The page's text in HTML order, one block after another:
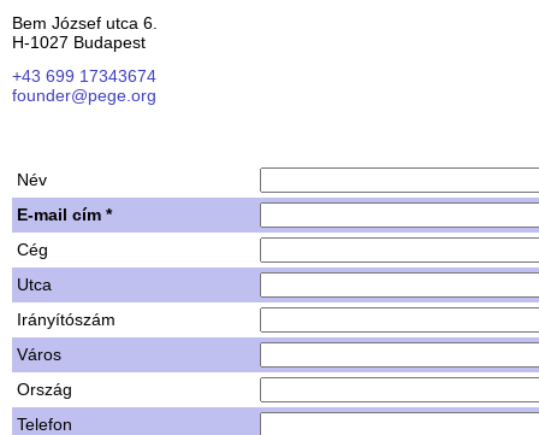
Bem József utca 6.
H-1027 Budapest
+43 699 17343674
founder@pege.org
Név
E-mail cím *
Cég
Utca
Irányítószám
Város
Ország
Telefon